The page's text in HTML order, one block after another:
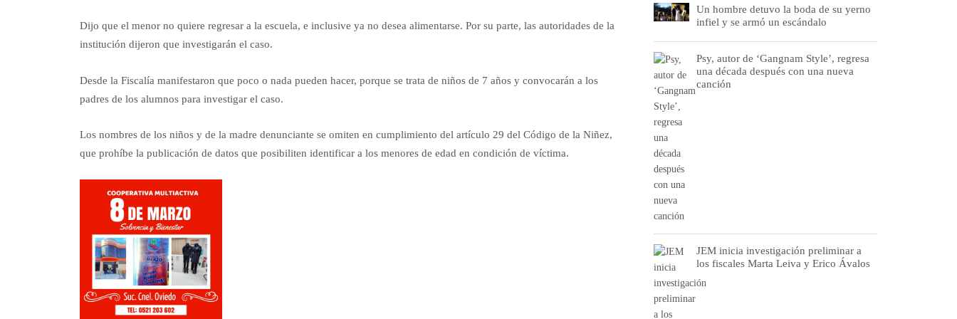
Dijo que el menor no quiere regresar a la escuela, e inclusive ya no desea alimentarse. Por su parte, las autoridades de la
institución dijeron que investigarán el caso.
Desde la Fiscalía manifestaron que poco o nada pueden hacer, porque se trata de niños de 7 años y convocarán a los
padres de los alumnos para investigar el caso.
Los nombres de los niños y de la madre denunciante se omiten en cumplimiento del artículo 29 del Código de la Niñez,
que prohíbe la publicación de datos que posibiliten identificar a los menores de edad en condición de víctima.
Un hombre detuvo la boda de su yerno
infiel y se armó un escándalo
Psy, autor de ‘Gangnam Style’, regresa
una década después con una nueva
canción
JEM inicia investigación preliminar a
los fiscales Marta Leiva y Erico Ávalos